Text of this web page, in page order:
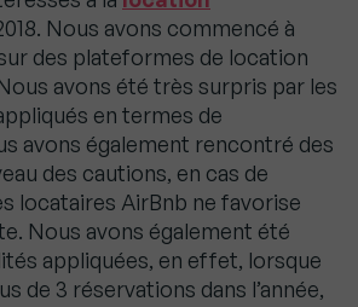
Nous avons commencé à
des plateformes de location
avons été très surpris par les
en termes de
avons également rencontré des
des cautions, en cas de
locataires AirBnb ne favorise
Nous avons également été
appliquées, en effet, lorsque
de 3 réservations dans l’année,